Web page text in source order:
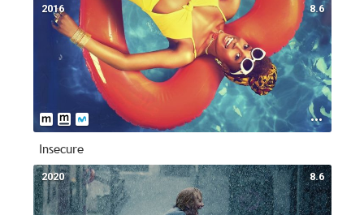
8.6
2016
Insecure
8.6
2020